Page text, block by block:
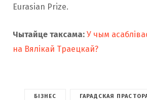
Eurasian Prize.
Чытайце таксама: У чым
на Вялікай Траецкай?
БІЗНЕС ГАРАДСКАЯ